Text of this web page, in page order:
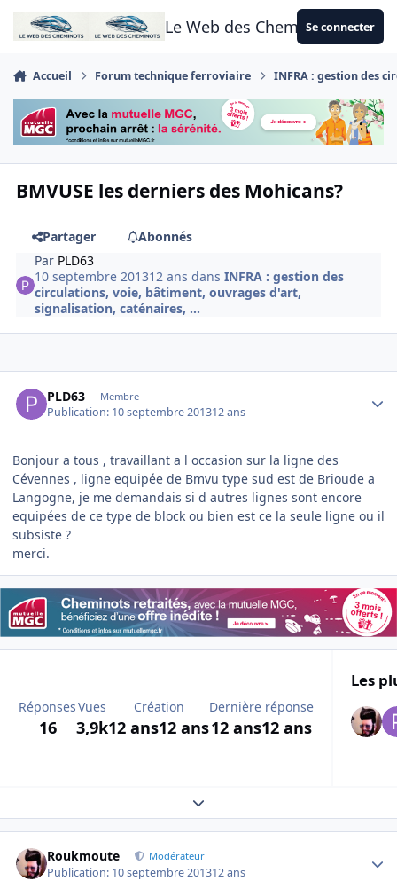
Aller au contenu
Le Web des CheminotsSe connecter
Accueil Forum technique ferroviaire INFRA : gestion des
BMVUSE les derniers des Mohicans?
Partager
Abonnés
Par PLD63
10 septembre 201312 ans dansINFRA : gestion des
circulations, voie, bâtiment, ouvrages d'art,
signalisation, caténaires, ...
PLD63 Membre
Publication: 10 septembre 201312 ans
Bonjour a tous , travaillant a l occasion sur la ligne des
Cévennes , ligne equipée de Bmvu type sud est de Brioude a
Langogne, je me demandais si d autres lignes sont encore
equipées de ce type de block ou bien est ce la seule ligne ou il
subsiste ?
merci.
Réponses
16
Vues
3,9k
Création
12 ans12 ans
Dernière réponse
12 ans12 ans
Les
Expand topic overview
Roukmoute Modérateur
Publication: 10 septembre 201312 ans